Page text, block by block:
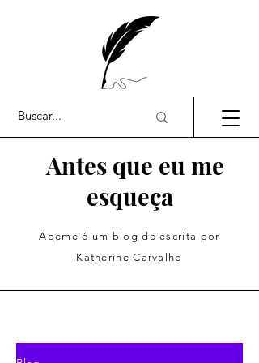
Antes que eu me
esqueça
Aqeme é um blog de escrita por
Katherine Carvalho